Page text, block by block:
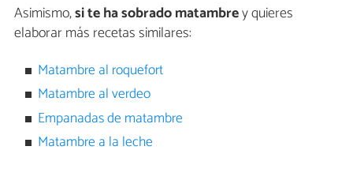
Asimismo,si te ha sobrado matambrey quieres
elaborar más recetas similares:
Matambre al roquefort
Matambre al verdeo
Empanadas de matambre
Matambre a la leche